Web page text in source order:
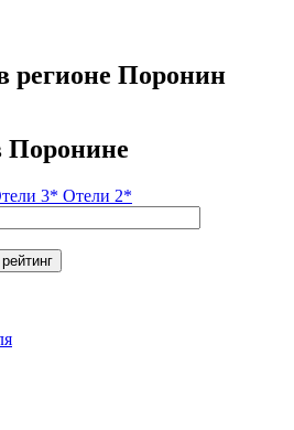
регионе Поронин
Поронине
3* Отели 2*